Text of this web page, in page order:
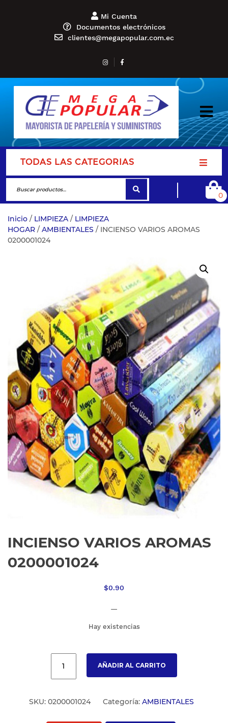
Mi Cuenta
Documentos electrónicos
clientes@megapopular.com.ec
TODAS LAS CATEGORIAS
0
Inicio / LIMPIEZA / LIMPIEZA
HOGAR / AMBIENTALES / INCIENSO VARIOS AROMAS
0200001024
INCIENSO VARIOS AROMAS
0200001024
$0.90
—
Hay existencias
AÑADIR AL CARRITO
SKU: 0200001024 Categoría: AMBIENTALES